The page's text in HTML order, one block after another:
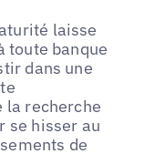
laisse
toute banque
dans une
la recherche
se hisser au
de